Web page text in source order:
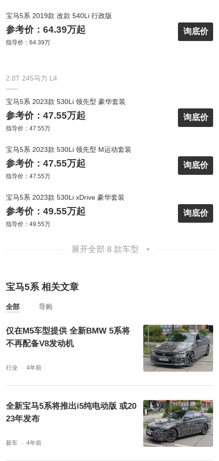
宝马5系 2019款 改款 540Li 行政版
参考价：64.39万起
指导价：64.39万
询底价
2.0T 245马力 L4
宝马5系 2023款 530Li 领先型 豪华套装
参考价：47.55万起
指导价：47.55万
询底价
宝马5系 2023款 530Li 领先型 M运动套装
参考价：47.55万起
指导价：47.55万
询底价
宝马5系 2023款 530Li xDrive 豪华套装
参考价：49.55万起
指导价：49.55万
询底价
展开全部 8 款车型
宝马5系 相关文章
全部 导购
仅在M5车型提供 全新BMW 5系将
不再配备V8发动机
行业 4年前
全新宝马5系将推出i5纯电动版 或20
23年发布
新车 4年前